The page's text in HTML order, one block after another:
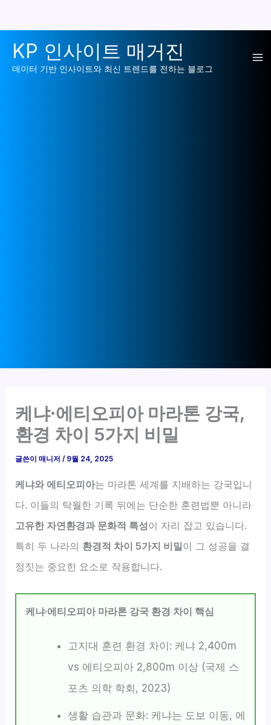
KP 인사이트 매거진
데이터 기반 인사이트와 최신 트렌드를 전하는 블로그
케냐·에티오피아 마라톤 강국,
환경 차이 5가지 비밀
글쓴이매니저/ 9월 24, 2025
케냐와 에티오피아는 마라톤 세계를 지배하는 강국입니
다. 이들의 탁월한 기록 뒤에는 단순한 훈련법뿐 아니라
고유한 자연환경과 문화적 특성이 자리 잡고 있습니다.
특히 두 나라의 환경적 차이 5가지 비밀이 그 성공을 결
정짓는 중요한 요소로 작용합니다.
케냐·에티오피아 마라톤 강국 환경 차이 핵심
고지대 훈련 환경 차이: 케냐 2,400m
vs 에티오피아 2,800m 이상 (국제 스
포츠 의학 학회, 2023)
생활 습관과 문화: 케냐는 도보 이동, 에